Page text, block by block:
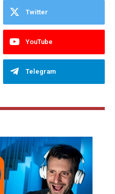
Twitter
YouTube
Telegram